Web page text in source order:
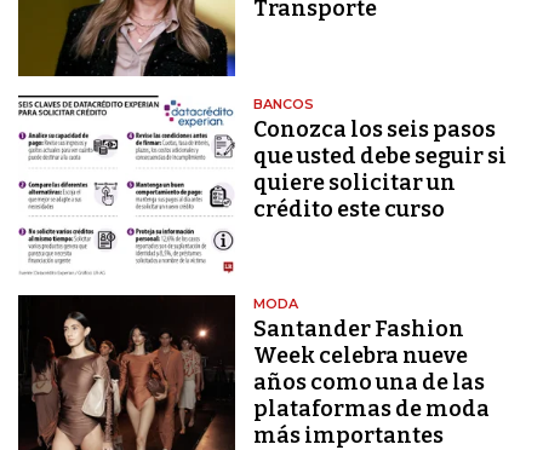
Transporte
BANCOS
Conozca los seis pasos
que usted debe seguir si
quiere solicitar un
crédito este curso
MODA
Santander Fashion
Week celebra nueve
años como una de las
plataformas de moda
más importantes